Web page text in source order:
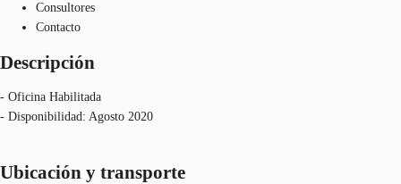
Consultores
Contacto
Descripción
- Oficina Habilitada
- Disponibilidad: Agosto 2020
Ubicación y transporte